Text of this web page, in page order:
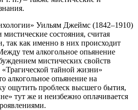
Уильям Джеймс (1842–1910)
мистические состояния, считая
так как именно в них происходит
тем алкогольное опьянение
мистических свойств
тайной жизни»
алкогольное опьянение на
ощутить проблеск высшего бытия,
тут же и неизбежно оплачивается